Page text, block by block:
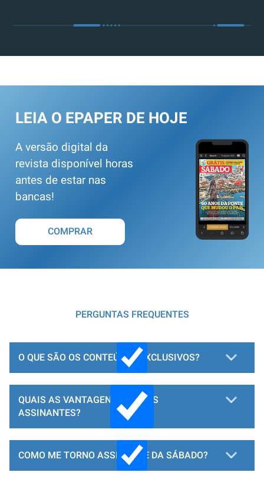
LEIA O EPAPER DE HOJE
A versão digital da
revista disponível horas
antes de estar nas
bancas!
COMPRAR
PERGUNTAS FREQUENTES
O QUE SÃO OS CONTEÚDOS EXCLUSIVOS?
QUAIS AS VANTAGENS PARA OS
ASSINANTES?
COMO ME TORNO ASSINANTE DA SÁBADO?